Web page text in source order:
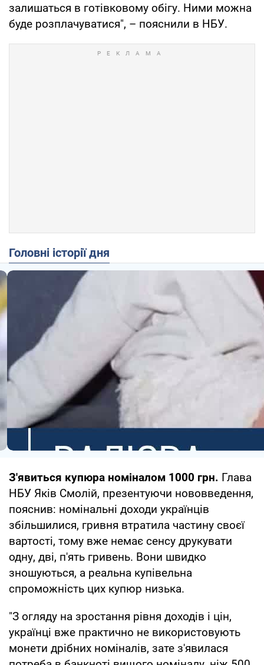
залишаться в готівковому обігу. Ними можна
буде розплачуватися", – пояснили в НБУ.
Головні історії дня
З'явиться купюра номіналом 1000 грн. Глава
НБУ Яків Смолій, презентуючи нововведення,
пояснив: номінальні доходи українців
збільшилися, гривня втратила частину своєї
вартості, тому вже немає сенсу друкувати
одну, дві, п'ять гривень. Вони швидко
зношуються, а реальна купівельна
спроможність цих купюр низька.
"З огляду на зростання рівня доходів і цін,
українці вже практично не використовують
монети дрібних номіналів, зате з'явилася